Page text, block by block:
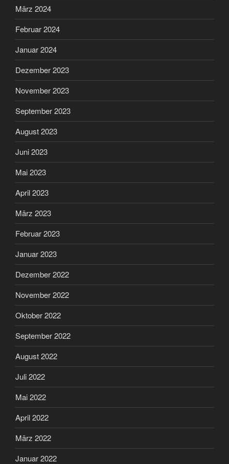
März 2024
Februar 2024
Januar 2024
Dezember 2023
November 2023
September 2023
August 2023
Juni 2023
Mai 2023
April 2023
März 2023
Februar 2023
Januar 2023
Dezember 2022
November 2022
Oktober 2022
September 2022
August 2022
Juli 2022
Mai 2022
April 2022
März 2022
Januar 2022